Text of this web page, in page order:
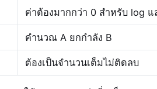
ค่าต้องมากกว่า 0 สำหรับ log แ
คำนวณ A ยกกำลัง B
ต้องเป็นจำนวนเต็มไม่ติดลบ